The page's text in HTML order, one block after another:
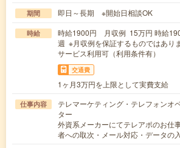
期間 即日～長期 ※開始日相談OK
時給
時給1900円 月収例 15万円 時給
週 ※月収例を保証するものではあり
サービス利用可（利用条件有）
交通費
1ヶ月3万円を上限として実費支給
仕事内容
テレマーケティング・テレフォンオ
ター
外資系メーカーにてテレアポのお仕
者への取次・メール対応・データの